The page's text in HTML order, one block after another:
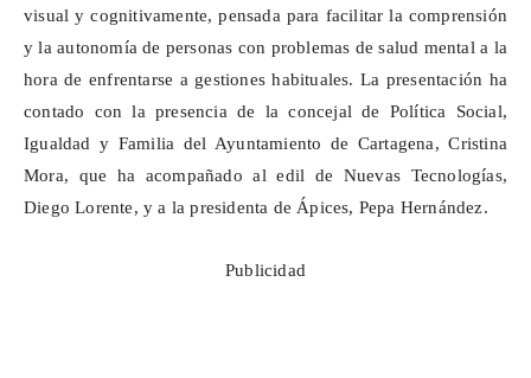
visual y cognitivamente, pensada para facilitar la comprensión
y la autonomía de personas con problemas de salud mental a la
hora de enfrentarse a gestiones habituales. La presentación ha
contado con la presencia de la concejal de Política Social,
Igualdad y Familia del Ayuntamiento de Cartagena, Cristina
Mora, que ha acompañado al edil de Nuevas Tecnologías,
Diego Lorente, y a la presidenta de Ápices, Pepa Hernández.
Publicidad